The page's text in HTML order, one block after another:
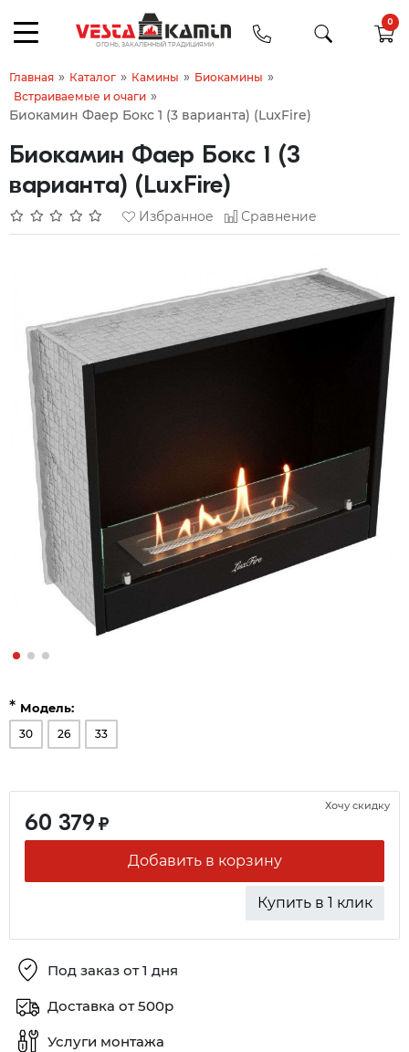
0
Главная » Каталог » Камины » Биокамины »
Встраиваемые и очаги »
Биокамин Фаер Бокс 1 (3 варианта) (LuxFire)
Биокамин Фаер Бокс 1 (3
варианта) (LuxFire)
Избранное Сравнение
* Модель:
30 26 33
60 379₽
Добавить в корзину
Купить в 1 клик
Хочу скидку
Под заказ от 1 дня
Доставка от 500р
Услуги монтажа